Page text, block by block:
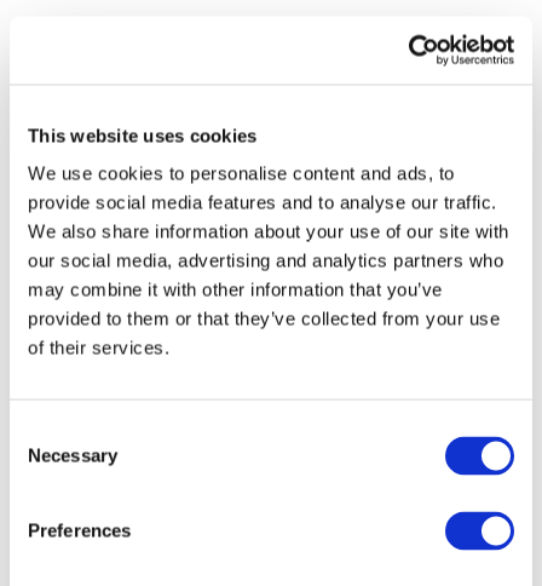
This website uses cookies
We use cookies to personalise content and ads, to
provide social media features and to analyse our traffic.
We also share information about your use of our site with
our social media, advertising and analytics partners who
may combine it with other information that you’ve
provided to them or that they’ve collected from your use
of their services.
Selection
Necessary
Preferences